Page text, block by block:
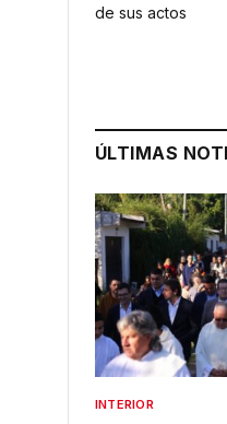
de sus actos
ÚLTIMAS
INTERIOR